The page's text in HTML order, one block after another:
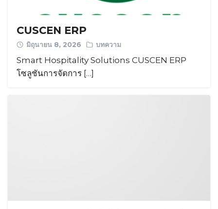
CUSCEN ERP
มิถุนายน 8, 2026 บทความ
Smart Hospitality Solutions CUSCEN ERP
โซลูชันการจัดการ […]